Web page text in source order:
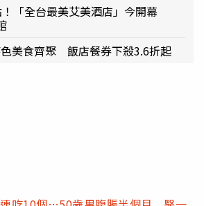
「全台最美艾美酒店」今開幕
美食齊聚 飯店餐券下殺3.6折起